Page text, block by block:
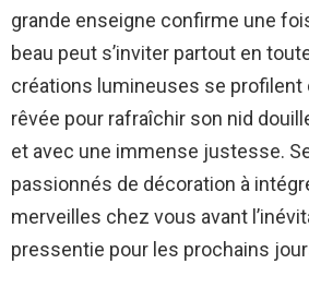
grande enseigne confirme une
beau peut s’inviter partout en
créations lumineuses se profilent
rêvée pour rafraîchir son nid
et avec une immense justesse.
passionnés de décoration à
merveilles chez vous avant
pressentie pour les prochains